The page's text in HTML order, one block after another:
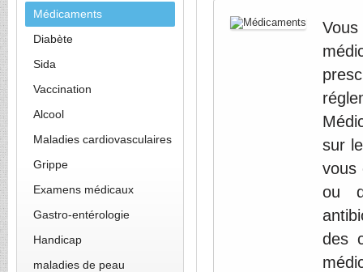
Médicaments
Diabète
Sida
Vaccination
Alcool
Maladies cardiovasculaires
Grippe
Examens médicaux
Gastro-entérologie
Handicap
maladies de peau
sur
vous
ou
des